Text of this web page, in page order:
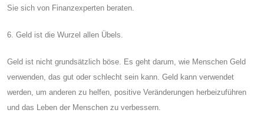
Sie sich von Finanzexperten beraten.
6. Geld ist die Wurzel allen Übels.
Geld ist nicht grundsätzlich böse. Es geht darum, wie Menschen Geld
verwenden, das gut oder schlecht sein kann. Geld kann verwendet
werden, um anderen zu helfen, positive Veränderungen herbeizuführen
und das Leben der Menschen zu verbessern.